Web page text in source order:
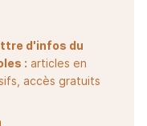
d'infos du
: articles en
accès gratuits